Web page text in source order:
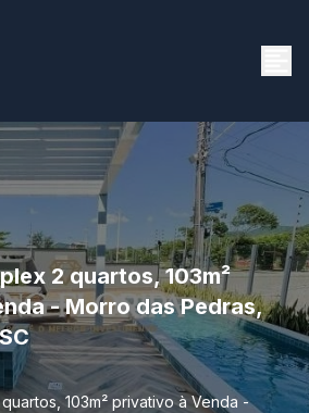
2 quartos, 103m²
- Morro das Pedras,
103m² privativo à Venda -